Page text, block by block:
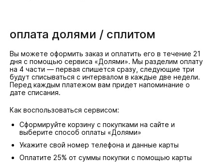
оплата долями / сплитом
Вы можете оформить заказ и оплатить его в течение 21
дня с помощью сервиса «Долями». Мы разделим оплату
на 4 части — первая спишется сразу, следующие три
будут списываться с интервалом в каждые две недели.
Перед каждым платежом вам придет напоминание о
дате списания.
Как воспользоваться сервисом:
Сформируйте корзину с покупками на сайте и
выберите способ оплаты «Долями»
Укажите свой номер телефона и данные карты
Оплатите 25% от суммы покупки с помощью карты